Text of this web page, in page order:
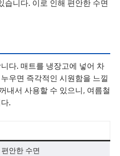
습니다. 이로 인해 편안한 수면
다. 매트를 냉장고에 넣어 차
우면 즉각적인 시원함을 느낄
내서 사용할 수 있으니, 여름철
.
안한 수면